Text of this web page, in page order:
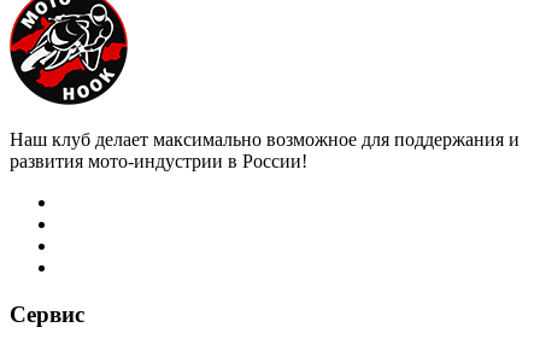
Наш клуб делает максимально возможное для поддержания и
развития мото-индустрии в России!
Сервис